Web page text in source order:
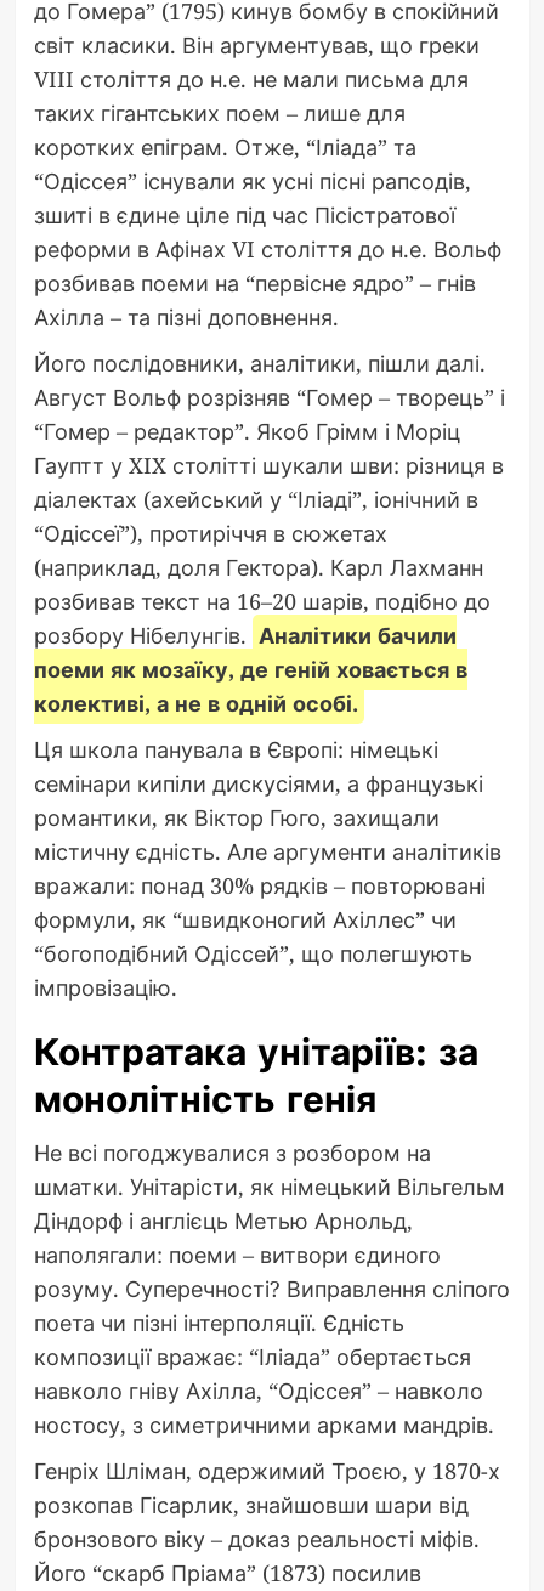
до Гомера” (1795) кинув бомбу в спокійний
світ класики. Він аргументував, що греки
VIII століття до н.е. не мали письма для
таких гігантських поем – лише для
коротких епіграм. Отже, “Іліада” та
“Одіссея” існували як усні пісні рапсодів,
зшиті в єдине ціле під час Пісістратової
реформи в Афінах VI століття до н.е. Вольф
розбивав поеми на “первісне ядро” – гнів
Ахілла – та пізні доповнення.
Його послідовники, аналітики, пішли далі.
Август Вольф розрізняв “Гомер – творець” і
“Гомер – редактор”. Якоб Грімм і Моріц
Гауптт у XIX столітті шукали шви: різниця в
діалектах (ахейський у “Іліаді”, іонічний в
“Одіссеї”), протиріччя в сюжетах
(наприклад, доля Гектора). Карл Лахманн
розбивав текст на 16–20 шарів, подібно до
розбору Нібелунгів. Аналітики бачили
поеми як мозаїку, де геній ховається в
колективі, а не в одній особі.
Ця школа панувала в Європі: німецькі
семінари кипіли дискусіями, а французькі
романтики, як Віктор Гюго, захищали
містичну єдність. Але аргументи аналітиків
вражали: понад 30% рядків – повторювані
формули, як “швидконогий Ахіллес” чи
“богоподібний Одіссей”, що полегшують
імпровізацію.
Контратака унітаріїв: за
монолітність генія
Не всі погоджувалися з розбором на
шматки. Унітарісти, як німецький Вільгельм
Діндорф і англієць Метью Арнольд,
наполягали: поеми – витвори єдиного
розуму. Суперечності? Виправлення сліпого
поета чи пізні інтерполяції. Єдність
композиції вражає: “Іліада” обертається
навколо гніву Ахілла, “Одіссея” – навколо
ностосу, з симетричними арками мандрів.
Генріх Шліман, одержимий Троєю, у 1870-х
розкопав Гісарлик, знайшовши шари від
бронзового віку – доказ реальності міфів.
Його “скарб Пріама” (1873) посилив